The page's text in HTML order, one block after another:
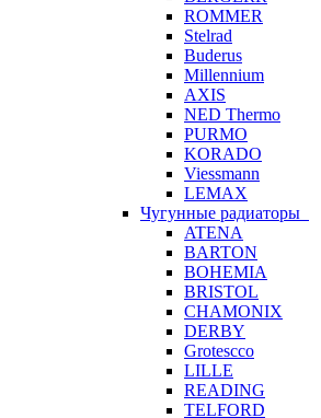
ROMMER
Stelrad
Buderus
Millennium
AXIS
NED Thermo
PURMO
KORADO
Viessmann
LEMAX
Чугунные радиаторы
ATENA
BARTON
BOHEMIA
BRISTOL
CHAMONIX
DERBY
Grotescco
LILLE
READING
TELFORD